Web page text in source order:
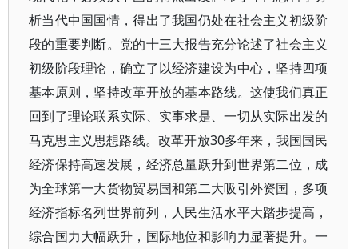
析当代中国国情，得出了我国仍处在社会主义初级阶
段的重要判断。党的十三大报告充分论述了社会主义
初级阶段理论，确立了以经济建设为中心，坚持四项
基本原则，坚持改革开放的基本路线。这使我们真正
回到了理论联系实际、实事求是、一切从实际出发的
马克思主义思想路线。改革开放30多年来，我国国民
经济保持高速发展，经济总量跃升到世界第二位，成
为全球第一大货物贸易国和第二大吸引外资国，多项
经济指标名列世界前列，人民生活水平大踏步提高，
综合国力大幅跃升，国际地位和影响力显著提升。一